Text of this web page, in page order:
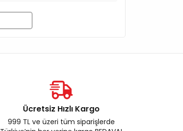
Ücretsiz Hızlı Kargo
999 TL ve üzeri tüm siparişlerde